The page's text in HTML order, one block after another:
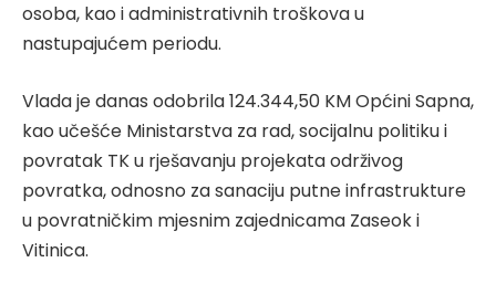
osoba, kao i administrativnih troškova u
nastupajućem periodu.
Vlada je danas odobrila 124.344,50 KM Općini Sapna,
kao učešće Ministarstva za rad, socijalnu politiku i
povratak TK u rješavanju projekata održivog
povratka, odnosno za sanaciju putne infrastrukture
u povratničkim mjesnim zajednicama Zaseok i
Vitinica.